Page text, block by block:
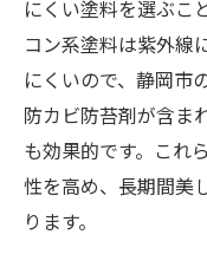
にくい塗料を選ぶこ
コン系塗料は紫外線
にくいので、静岡市
防カビ防苔剤が含ま
も効果的です。これ
性を高め、長期間美
ります。